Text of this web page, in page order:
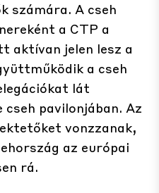
számára. A cseh
a CTP a
aktívan jelen lesz a
a cseh
lát
cseh pavilonjában. Az
vonzzanak,
az európai
rá.